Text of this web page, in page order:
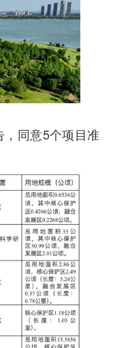
同意5个项目准